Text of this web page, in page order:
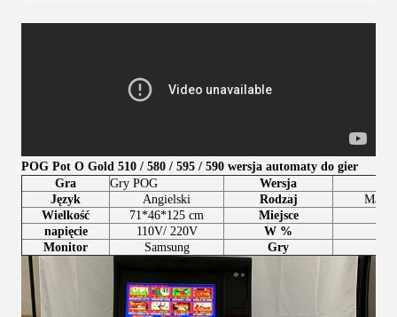
POG Pot O Gold 510 / 580 / 595 / 590 wersja automaty do gier
Gra
Gry POG
Wersja
Język
Angielski Rodzaj
Wielkość
71*46*125 cm
Miejsce
napięcie
110V/ 220V W %
Monitor
Samsung Gry